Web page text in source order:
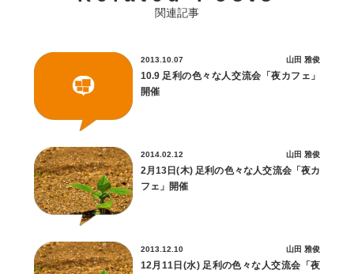
関連記事
2013.10.07
10.9 足利の色々な人交流会「夜カフェ」
開催
山田 雅俊
2014.02.12
2月13日(木) 足利の色々な人交流会「夜カ
フェ」開催
山田 雅俊
2013.12.10
12月11日(水) 足利の色々な人交流会「夜
山田 雅俊